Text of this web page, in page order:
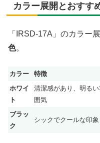
カラー展開とおすす
「IRSD-17A」のカラー
色。
カラー 特徴
ホワイ
ト
清潔感があり、明る
囲気
ブラッ
ク
シックでクールな印象